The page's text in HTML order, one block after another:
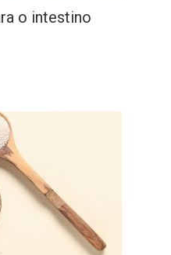
o intestino